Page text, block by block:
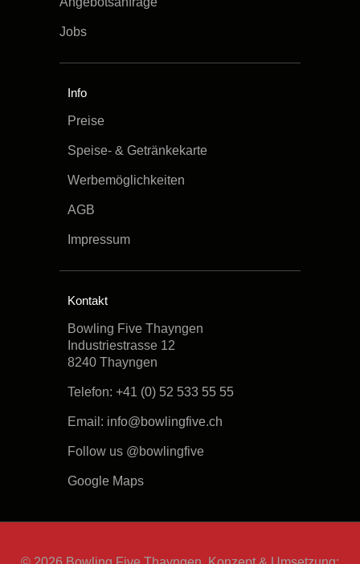
Jobs
Info
Preise
Speise- & Getränkekarte
Werbemöglichkeiten
AGB
Impressum
Kontakt
Bowling Five Thayngen
Industriestrasse 12
8240 Thayngen
Telefon: +41 (0) 52 533 55 55
Email: info@bowlingfive.ch
Follow us @bowlingfive
Google Maps